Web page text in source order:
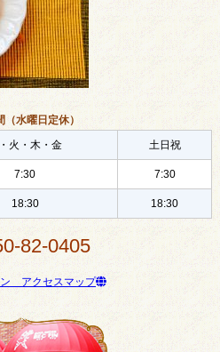
（水曜日定休）
火・木・金
土日祝
7:30 7:30
18:30 18:30
82-0405
アクセスマップ